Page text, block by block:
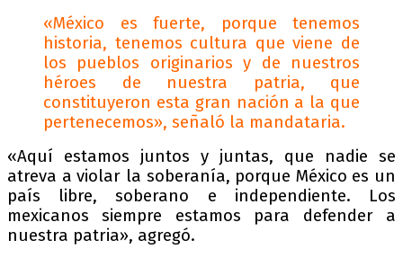
«México es fuerte, porque tenemos
historia, tenemos cultura que viene de
los pueblos originarios y de nuestros
héroes de nuestra patria, que
constituyeron esta gran nación a la que
pertenecemos», señaló la mandataria.
«Aquí estamos juntos y juntas, que nadie se
atreva a violar la soberanía, porque México es un
país libre, soberano e independiente. Los
mexicanos siempre estamos para defender a
nuestra patria», agregó.